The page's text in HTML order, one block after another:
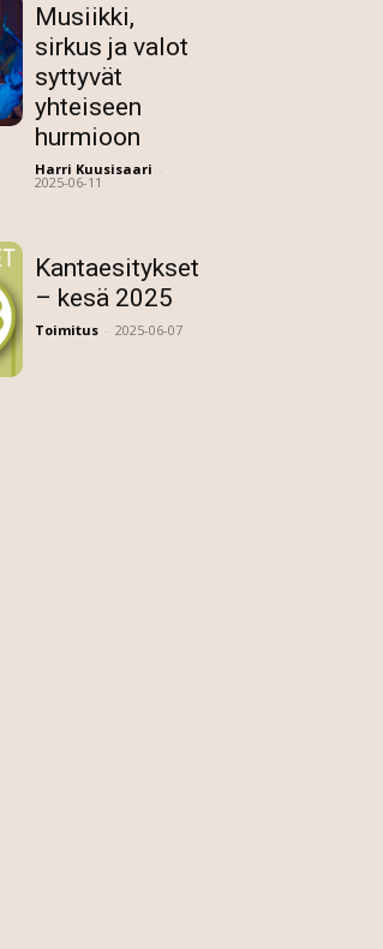
Musiikki,
sirkus ja valot
syttyvät
yhteiseen
hurmioon
Harri Kuusisaari -
2025-06-11
Kantaesitykset
– kesä 2025
Toimitus - 2025-06-07